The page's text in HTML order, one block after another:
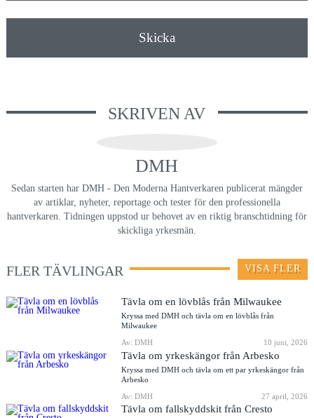
Skicka
SKRIVEN AV
DMH
Sedan starten har DMH - Den Moderna Hantverkaren publicerat mängder
av artiklar, nyheter, reportage och tester för den professionella
hantverkaren. Tidningen uppstod ur behovet av en riktig branschtidning för
skickliga yrkesmän.
FLER TÄVLINGAR VISA FLER
Tävla om en lövblås från Milwaukee
Kryssa med DMH och tävla om en lövblås från
Milwaukee
Av: DMH
10 juni, 2026
Tävla om yrkeskängor från Arbesko
Kryssa med DMH och tävla om ett par yrkeskängor från
Arbesko
Av: DMH
27 april, 2026
Tävla om fallskyddskit från Cresto